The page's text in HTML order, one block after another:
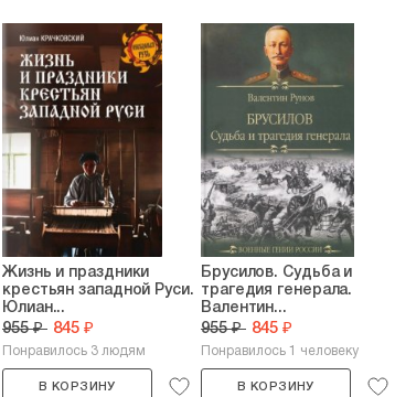
Жизнь и праздники
крестьян западной Руси.
Юлиан...
955 ₽ 845 ₽
Понравилось 3 людям
В КОРЗИНУ
Брусилов. Судьба и
трагедия генерала.
Валентин...
955 ₽ 845 ₽
Понравилось 1 человеку
В КОРЗИНУ